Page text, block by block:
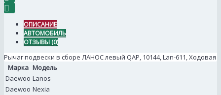
ОПИСАНИЕ
АВТОМОБИЛЬ
ОТЗЫВЫ (0)
Рычаг подвески в сборе ЛАНОС левый QAP, 10144, Lan-611, Ходовая
Марка Модель
Daewoo Lanos
Daewoo Nexia